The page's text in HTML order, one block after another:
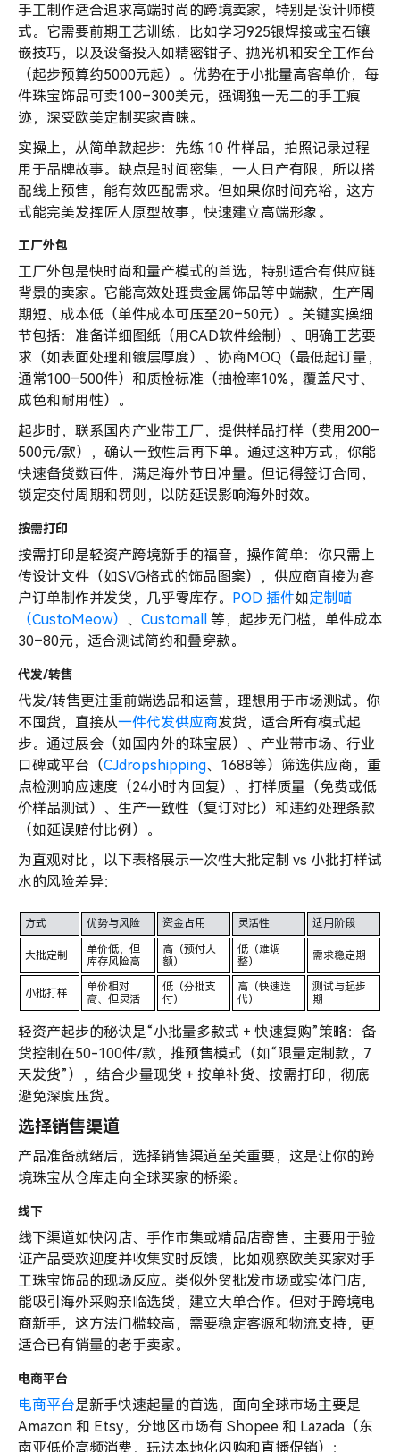
手工制作适合追求高端时尚的跨境卖家，特别是设计师模
式。它需要前期工艺训练，比如学习925银焊接或宝石镶
嵌技巧，以及设备投入如精密钳子、抛光机和安全工作台
（起步预算约5000元起）。优势在于小批量高客单价，每
件珠宝饰品可卖100–300美元，强调独一无二的手工痕
迹，深受欧美定制买家青睐。
实操上，从简单款起步：先练 10 件样品，拍照记录过程
用于品牌故事。缺点是时间密集，一人日产有限，所以搭
配线上预售，能有效匹配需求。但如果你时间充裕，这方
式能完美发挥匠人原型故事，快速建立高端形象。
工厂外包
工厂外包是快时尚和量产模式的首选，特别适合有供应链
背景的卖家。它能高效处理贵金属饰品等中端款，生产周
期短、成本低（单件成本可压至20–50元）。关键实操细
节包括：准备详细图纸（用CAD软件绘制）、明确工艺要
求（如表面处理和镀层厚度）、协商MOQ（最低起订量，
通常100–500件）和质检标准（抽检率10%，覆盖尺寸、
成色和耐用性）。
起步时，联系国内产业带工厂，提供样品打样（费用200–
500元/款），确认一致性后再下单。通过这种方式，你能
快速备货数百件，满足海外节日冲量。但记得签订合同，
锁定交付周期和罚则，以防延误影响海外时效。
按需打印
按需打印是轻资产跨境新手的福音，操作简单：你只需上
传设计文件（如SVG格式的饰品图案），供应商直接为客
户订单制作并发货，几乎零库存。 POD 插件如定制喵
（CustoMeow） 、 Customall
等，起步无门槛，单件成本
30–80元，适合测试简约和叠穿款。
代发/转售
代发/转售更注重前端选品和运营，理想用于市场测试。你
不囤货，直接从一件代发供应商发货，适合所有模式起
步。通过展会（如国内外的珠宝展）、产业带市场、行业
口碑或平台（CJdropshipping、1688等）筛选供应商，重
点检测响应速度（24小时内回复）、打样质量（免费或低
价样品测试）、生产一致性（复订对比）和违约处理条款
（如延误赔付比例）。
为直观对比，以下表格展示一次性大批定制 vs 小批打样试
水的风险差异：
方式 优势与风险 资金占用 灵活性 适用阶段
大批定制
单价低，但
库存风险高
高（预付大
额）
低（难调
整）
需求稳定期
小批打样
单价相对
高、但灵活
低（分批支
付）
高（快速迭
代）
测试与起步
期
轻资产起步的秘诀是“小批量多款式 + 快速复购”策略：备
货控制在50-100件/款，推预售模式（如“限量定制款，7
天发货”），结合少量现货 + 按单补货、按需打印，彻底
避免深度压货。
选择销售渠道
产品准备就绪后，选择销售渠道至关重要，这是让你的跨
境珠宝从仓库走向全球买家的桥梁。
线下
线下渠道如快闪店、手作市集或精品店寄售，主要用于验
证产品受欢迎度并收集实时反馈，比如观察欧美买家对手
工珠宝饰品的现场反应。类似外贸批发市场或实体门店，
能吸引海外采购亲临选货，建立大单合作。但对于跨境电
商新手，这方法门槛较高，需要稳定客源和物流支持，更
适合已有销量的老手卖家。
电商平台
电商平台是新手快速起量的首选，面向全球市场主要是
Amazon 和 Etsy，分地区市场有 Shopee 和 Lazada（东
南亚低价高频消费，玩法本地化闪购和直播促销）；